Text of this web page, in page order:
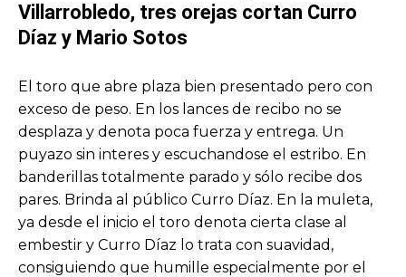
Villarrobledo, tres orejas cortan Curro
Díaz y Mario Sotos
El toro que abre plaza bien presentado pero con
exceso de peso. En los lances de recibo no se
desplaza y denota poca fuerza y entrega. Un
puyazo sin interes y escuchandose el estribo. En
banderillas totalmente parado y sólo recibe dos
pares. Brinda al público Curro Díaz. En la muleta,
ya desde el inicio el toro denota cierta clase al
embestir y Curro Díaz lo trata con suavidad,
consiguiendo que humille especialmente por el